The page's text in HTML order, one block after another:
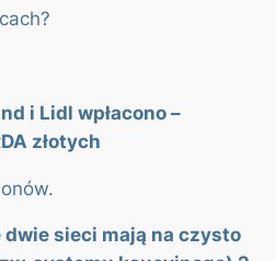
i Lidl wpłacono –
złotych
sieci mają na czysto